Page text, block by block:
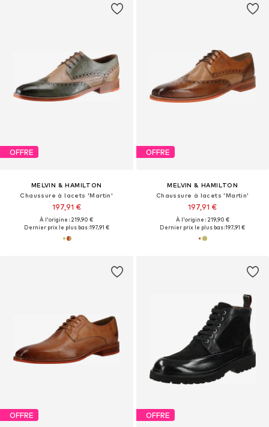
OFFRE
MELVIN & HAMILTON
Chaussure à lacets 'Martin'
197,91 €
À l'origine : 219,90 €
Dernier prix le plus bas :197,91 €
OFFRE
MELVIN & HAMILTON
Chaussure à lacets 'Martin'
197,91 €
À l'origine : 219,90 €
Dernier prix le plus bas :197,91 €
OFFRE OFFRE